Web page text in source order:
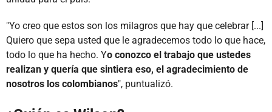
"Yo creo que estos son los milagros que hay que celebrar [...]
Quiero que sepa usted que le agradecemos todo lo que hace,
todo lo que ha hecho. Yo conozco el trabajo que ustedes
realizan y quería que sintiera eso, el agradecimiento de
nosotros los colombianos", puntualizó.